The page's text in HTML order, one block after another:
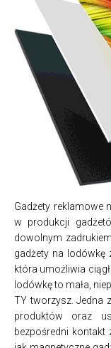
Gadżety reklamowe
w produkcji
dowolnym
gadżety na lodówkę
która umożliwia
lodówkę to mała,
TY tworzysz. Jedna
produktów oraz
bezpośredni